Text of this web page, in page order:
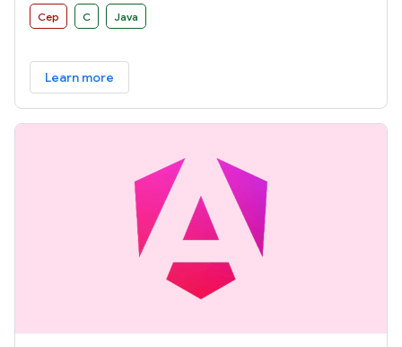
developers to make their ideas a reality and to provide a
successful, real-world product that improves the mobile
Cep C Java
Learn more